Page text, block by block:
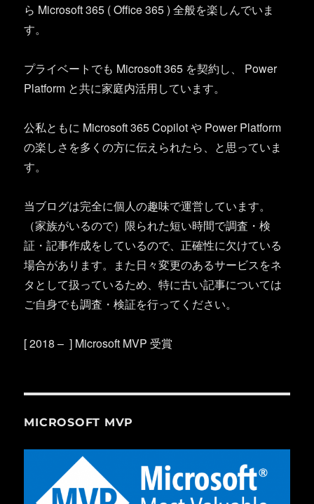
ら Microsoft 365 ( Office 365 ) 全般を楽しんでいま
す。
プライベートでも Microsoft 365 を契約し、 Power
Platform と共に家庭内活用しています。
公私ともに Microsoft 365 Copilot や Power Platform
の楽しさを多くの方に伝えられたら、と思っていま
す。
当ブログは完全に個人の趣味で運営しています。
（家族がいるので）限られた短い時間で調査・検
証・記事作成をしているので、正確性に欠けている
場合があります。また日々変更のあるサービスをネ
タとして扱っているため、特に古い記事については
ご自身でも調査・検証を行ってください。
[ 2018 – ] Microsoft MVP 受賞
MICROSOFT MVP